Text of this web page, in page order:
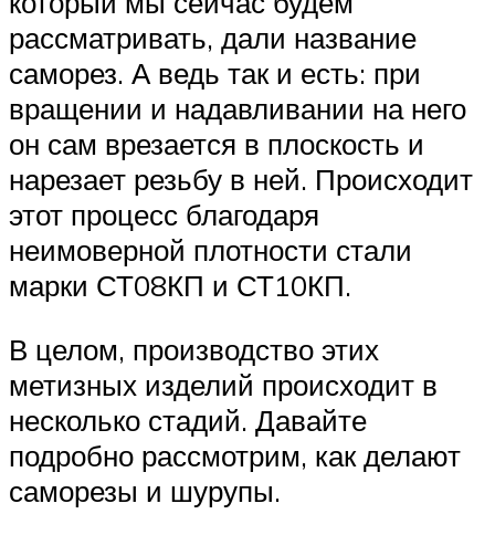
рассматривать, дали название
саморез. А ведь так и есть: при
вращении и надавливании на него
он сам врезается в плоскость и
нарезает резьбу в ней. Происходит
этот процесс благодаря
неимоверной плотности стали
марки СТ08КП и СТ10КП.
В целом, производство этих
метизных изделий происходит в
несколько стадий. Давайте
подробно рассмотрим, как делают
саморезы и шурупы.